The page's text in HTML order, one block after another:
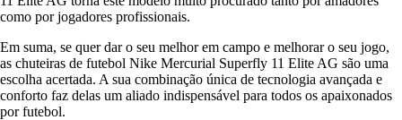
como por jogadores profissionais.
Em suma, se quer dar o seu melhor em campo e melhorar o seu jogo,
as chuteiras de futebol Nike Mercurial Superfly 11 Elite AG são uma
escolha acertada. A sua combinação única de tecnologia avançada e
conforto faz delas um aliado indispensável para todos os apaixonados
por futebol.